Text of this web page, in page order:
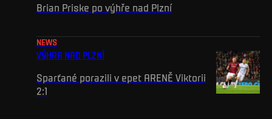
Brian Priske po výhře nad Plzní
NEWS
VÝHRA NAD PLZNÍ
Sparťané porazili v epet ARENĚ Viktorii
2:1